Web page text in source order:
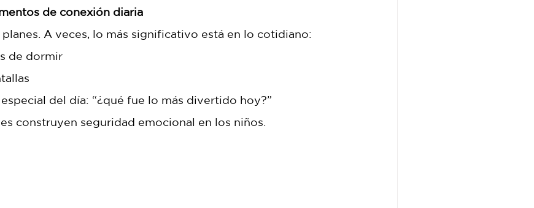
de conexión diaria
A veces, lo más significativo está en lo cotidiano:
de dormir
del día: “¿qué fue lo más divertido hoy?”
construyen seguridad emocional en los niños.